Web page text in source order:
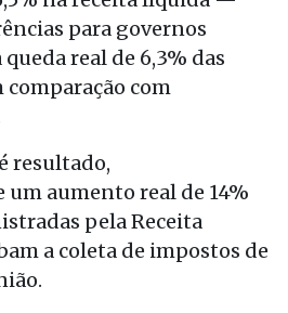
para governos
real de 6,3% das
comparação com
resultado,
aumento real de 14%
pela Receita
a coleta de impostos de